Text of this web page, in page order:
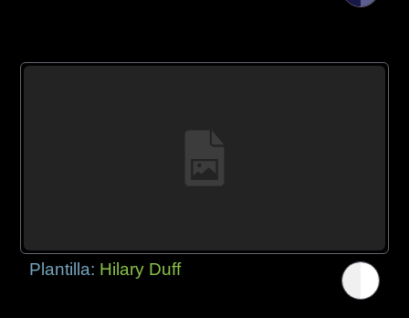
Plantilla: Hilary Duff